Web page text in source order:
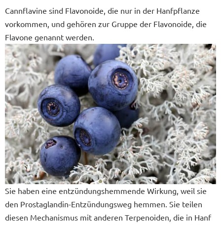
Cannflavine sind Flavonoide, die nur in der Hanfpflanze
vorkommen, und gehören zur Gruppe der Flavonoide, die
Flavone genannt werden.
Sie haben eine entzündungshemmende Wirkung, weil sie
den Prostaglandin-Entzündungsweg hemmen. Sie teilen
diesen Mechanismus mit anderen Terpenoiden, die in Hanf